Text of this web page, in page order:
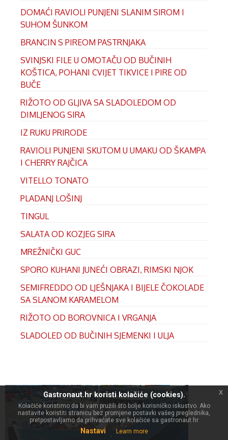
DOMAĆI RAVIOLI PUNJENI SLANIM SIROM I
SUHOM ŠUNKOM
BRANCIN S PIREOM PASTRNJAKA
SVINJSKI FILE U OMOTAČU OD BUČINIH
KOŠTICA, POHANI CVIJET TIKVICE I PIRE OD
BUČE
RIŽOTO OD GLJIVA SA SLADOLEDOM OD
DIMLJENOG SIRA
IZ RUKU PRIRODE
RAVIOLI PUNJENI SKUTOM U UMAKU OD ŠKAMPA
I CHERRY RAJČICA
VITELLO TONATO
PLADANJ LOŠINJ
TINGUL
SALATA OD KOZJEG SIRA
MREŽNIČKI GUC
SPORO KUHANI JUNEĆI OBRAZI, RIMSKI NJOK
SEMIFREDDO OD LJEŠNJAKA I BIJELE ČOKOLADE
SA SLANOM KARAMELOM
RIŽOTO OD BOROVNICA I VRGANJA
SLADOLED OD BUČINIH SJEMENKI I ULJA
Gastronaut.hr koristi kolačiće (cookies).
Kolačiće koristimo da bi vam pružili što bolje korisničko iskustvo. Ako
nastavite koristiti stranicu bez promjene postavki vašeg preglednika,
pretpostavljamo da prihvaćate sve kolačiće sa gastronaut.hr
Nastavi Learn more
x